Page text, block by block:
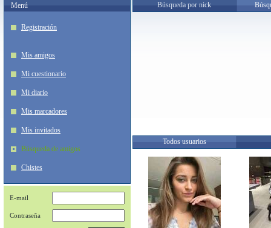
Menú
Registración
Mis amigos
Mi cuestionario
Mi diario
Mis marcadores
Mis invitados
Búsqueda de amigos
Chistes
E-mail
Contraseña
Búsqueda por nick
Todos usuarios